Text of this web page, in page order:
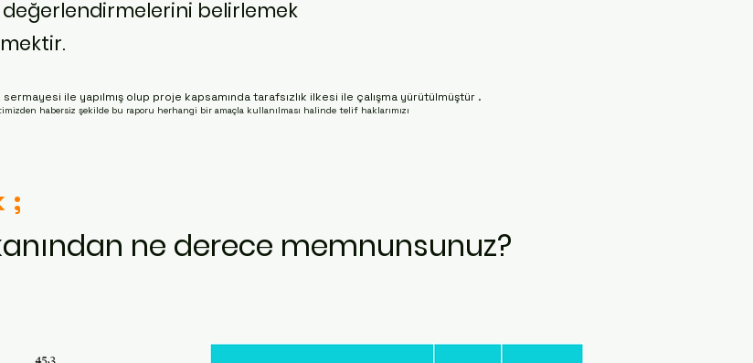
değerlendirmelerini belirlemek
ile yapılmış olup proje kapsamında tarafsızlık ilkesi ile çalışma yürütülmüştür .
habersiz şekilde bu raporu herhangi bir amaçla kullanılması halinde telif haklarımızı
;
ne derece memnunsunuz?